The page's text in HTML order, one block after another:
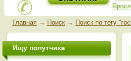
Главная→ Поиск→ Поиск по тегу
Ищу попутчика